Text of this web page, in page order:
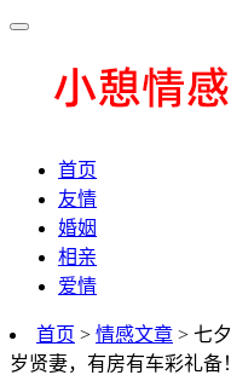
首页
友情
婚姻
相亲
爱情
首页 > 情感文章 > 七
岁贤妻，有房有车彩礼备！